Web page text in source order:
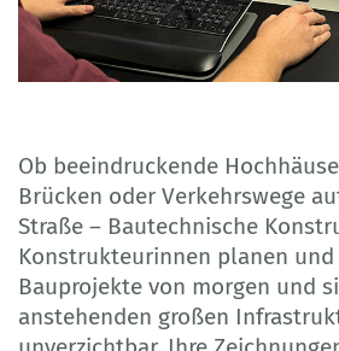
Ob beeindruckende
Brücken oder Verkehrswege
Straße – Bautechnische
Konstrukteurinnen planen
Bauprojekte von morgen und
anstehenden großen